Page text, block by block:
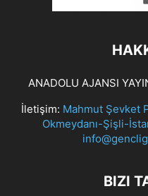
ANADOLU AJANSI
İletişim: Mahmut Şevket
Okmeydanı-Şişli-
BIZI